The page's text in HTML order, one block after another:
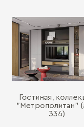
Гостиная,
"Метрополитан"
334)